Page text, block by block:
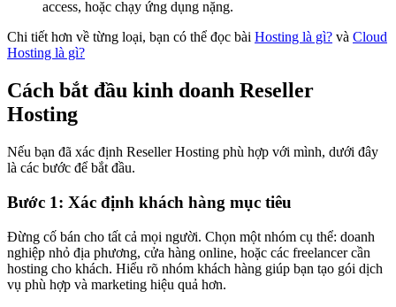
access, hoặc chạy ứng dụng nặng.
Chi tiết hơn về từng loại, bạn có thể đọc bài Hosting là gì? và Cloud
Hosting là gì?
Cách bắt đầu kinh doanh Reseller
Hosting
Nếu bạn đã xác định Reseller Hosting phù hợp với mình, dưới đây
là các bước để bắt đầu.
Bước 1: Xác định khách hàng mục tiêu
Đừng cố bán cho tất cả mọi người. Chọn một nhóm cụ thể: doanh
nghiệp nhỏ địa phương, cửa hàng online, hoặc các freelancer cần
hosting cho khách. Hiểu rõ nhóm khách hàng giúp bạn tạo gói dịch
vụ phù hợp và marketing hiệu quả hơn.